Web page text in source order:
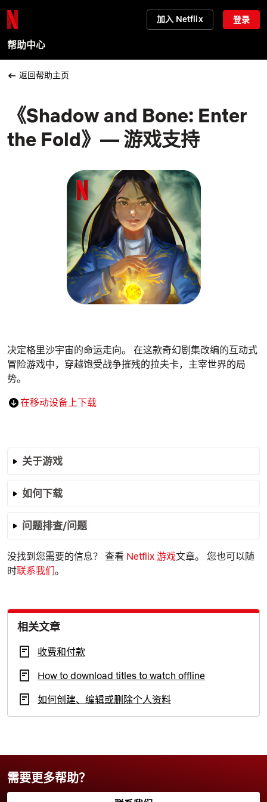
加入 Netflix 登录
帮助中心
返回帮助主页
《Shadow and Bone: Enter
the Fold》— 游戏支持
决定格里沙宇宙的命运走向。 在这款奇幻剧集改编的互动式
冒险游戏中，穿越饱受战争摧残的拉夫卡，主宰世界的局
势。
在移动设备上下载
关于游戏
如何下载
问题排查/问题
没找到您需要的信息？ 查看 Netflix 游戏文章。 您也可以随
时联系我们。
相关文章
收费和付款
How to download titles to watch offline
如何创建、编辑或删除个人资料
需要更多帮助？